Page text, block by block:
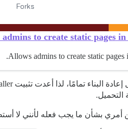
to create static pages in
Allows admins to create static pages
التحميل.
أمري بشأن ما يجب فعله لأنني لا